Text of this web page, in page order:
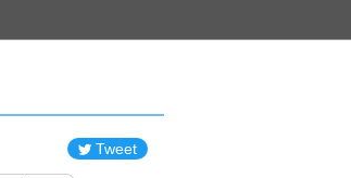
Tweet